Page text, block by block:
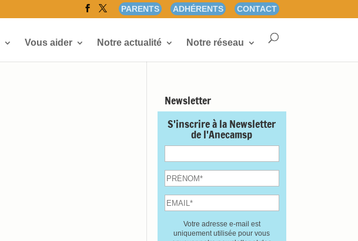
PARENTS ADHÉRENTS CONTACT
Vous aider Notre actualité Notre réseau
Newsletter
S'inscrire à la Newsletter
de l'Anecamsp
Votre adresse e-mail est
uniquement utilisée pour vous